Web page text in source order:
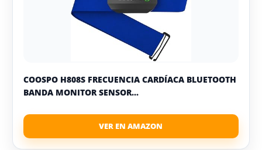
COOSPO H808S FRECUENCIA CARDÍACA BLUETOOTH
BANDA MONITOR SENSOR...